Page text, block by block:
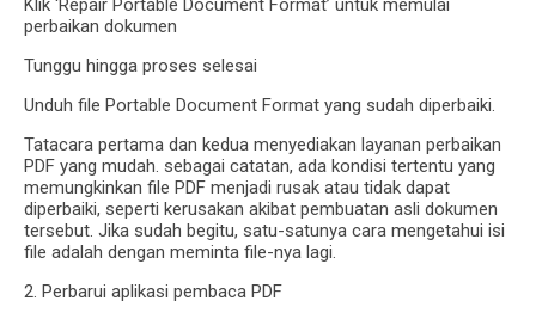
Klik ‘Repair Portable Document Format’ untuk memulai
perbaikan dokumen
Tunggu hingga proses selesai
Unduh file Portable Document Format yang sudah diperbaiki.
Tatacara pertama dan kedua menyediakan layanan perbaikan
PDF yang mudah. sebagai catatan, ada kondisi tertentu yang
memungkinkan file PDF menjadi rusak atau tidak dapat
diperbaiki, seperti kerusakan akibat pembuatan asli dokumen
tersebut. Jika sudah begitu, satu-satunya cara mengetahui isi
file adalah dengan meminta file-nya lagi.
2. Perbarui aplikasi pembaca PDF